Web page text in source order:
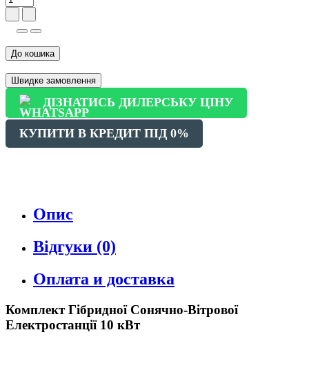
До кошика
Швидке замовлення
ДІЗНАТИСЬ ДИЛЕРСЬКУ ЦІНУ
КУПИТИ В КРЕДИТ ПІД 0%
Опис
Відгуки (0)
Оплата и доставка
Комплект Гібридної Сонячно-Вітрової
Електростанції 10 кВт